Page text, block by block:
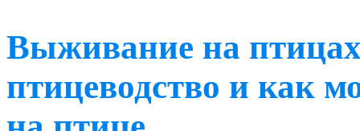
Выживание на
птицеводство и как